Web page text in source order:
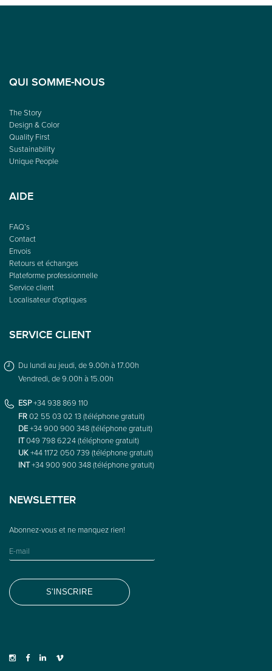
QUI SOMME-NOUS
The Story
Design & Color
Quality First
Sustainability
Unique People
AIDE
FAQ’s
Contact
Envois
Retours et échanges
Plateforme professionnelle
Service client
Localisateur d'optiques
SERVICE CLIENT
Du lundi au jeudi, de 9.00h à 17.00h
Vendredi, de 9.00h à 15.00h
ESP+34 938 869 110
FR02 55 03 02 13 (téléphone gratuit)
DE+34 900 900 348 (téléphone gratuit)
IT049 798 6224 (téléphone gratuit)
UK+44 1172 050 739 (téléphone gratuit)
INT+34 900 900 348 (téléphone gratuit)
NEWSLETTER